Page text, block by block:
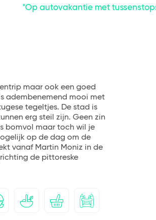
"Op autovakantie met
maar ook een goed
adembenemend mooi met
tegeltjes. De stad is
erg steil zijn. Geen zin
bomvol maar toch wil je
op de dag om de
vanaf Martin Moniz in de
de pittoreske